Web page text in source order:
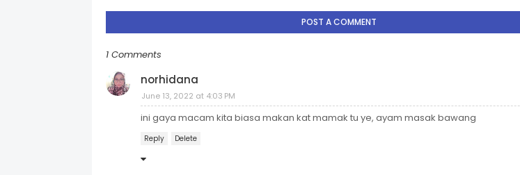
POST A COMMENT
1 Comments
norhidana
June 13, 2022 at 4:03 PM
ini gaya macam kita biasa makan kat mamak tu ye, ayam masak bawang
Reply Delete